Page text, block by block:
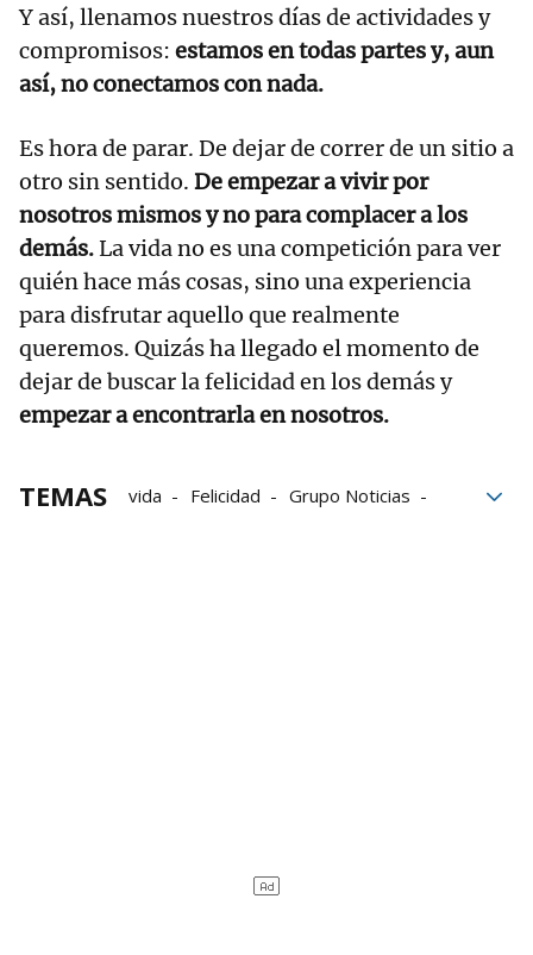
Y así, llenamos nuestros días de actividades y
compromisos: estamos en todas partes y, aun
así, no conectamos con nada.
Es hora de parar. De dejar de correr de un sitio a
otro sin sentido. De empezar a vivir por
nosotros mismos y no para complacer a los
demás.La vida no es una competición para ver
quién hace más cosas, sino una experiencia
para disfrutar aquello que realmente
queremos. Quizás ha llegado el momento de
dejar de buscar la felicidad en los demás y
empezar a encontrarla en nosotros.
TEMAS vida Felicidad
Grupo Noticias